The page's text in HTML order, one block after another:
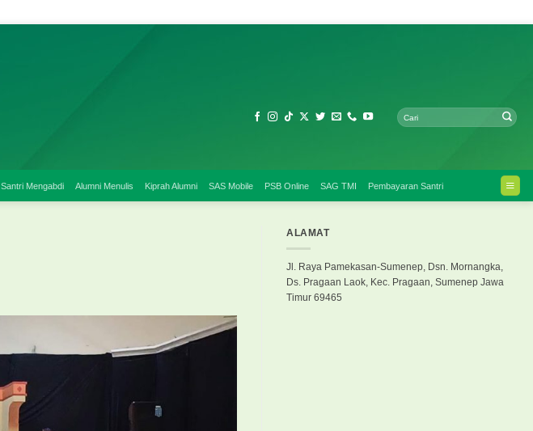
Santri Mengabdi Alumni Menulis Kiprah Alumni SAS Mobile PSB Online SAG TMI Pembayaran Santri
ALAMAT
Jl. Raya Pamekasan-Sumenep, Dsn. Mornangka,
Ds. Pragaan Laok, Kec. Pragaan, Sumenep Jawa
Timur 69465